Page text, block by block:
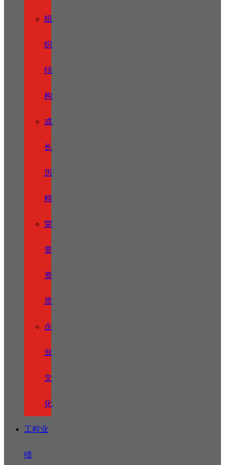
组
织
结
构
成
长
历
程
荣
誉
资
质
企
业
文
化
工程业
绩